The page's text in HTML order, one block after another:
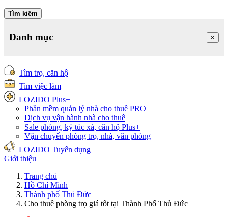
Tìm kiếm
Danh mục ×
Tìm trọ, căn hộ
Tìm việc làm
LOZIDO Plus+
Phần mềm quản lý nhà cho thuê PRO
Dịch vụ vận hành nhà cho thuê
Sale phòng, ký túc xá, căn hộ Plus+
Vận chuyển phòng trọ, nhà, văn phòng
LOZIDO Tuyển dụng
Giới thiệu
Trang chủ
Hồ Chí Minh
Thành phố Thủ Đức
Cho thuê phòng trọ giá tốt tại Thành Phố Thủ Đức